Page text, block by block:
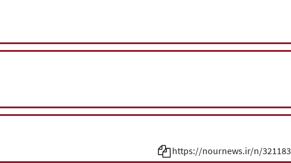
https://nournews.ir/n/321183